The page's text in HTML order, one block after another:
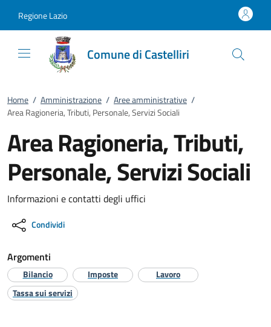
Regione Lazio
Comune di Castelliri
Home / Amministrazione / Aree amministrative /
Area Ragioneria, Tributi, Personale, Servizi Sociali
Area Ragioneria, Tributi,
Personale, Servizi Sociali
Informazioni e contatti degli uffici
Condividi
Argomenti
Bilancio Imposte
Lavoro
Tassa sui servizi